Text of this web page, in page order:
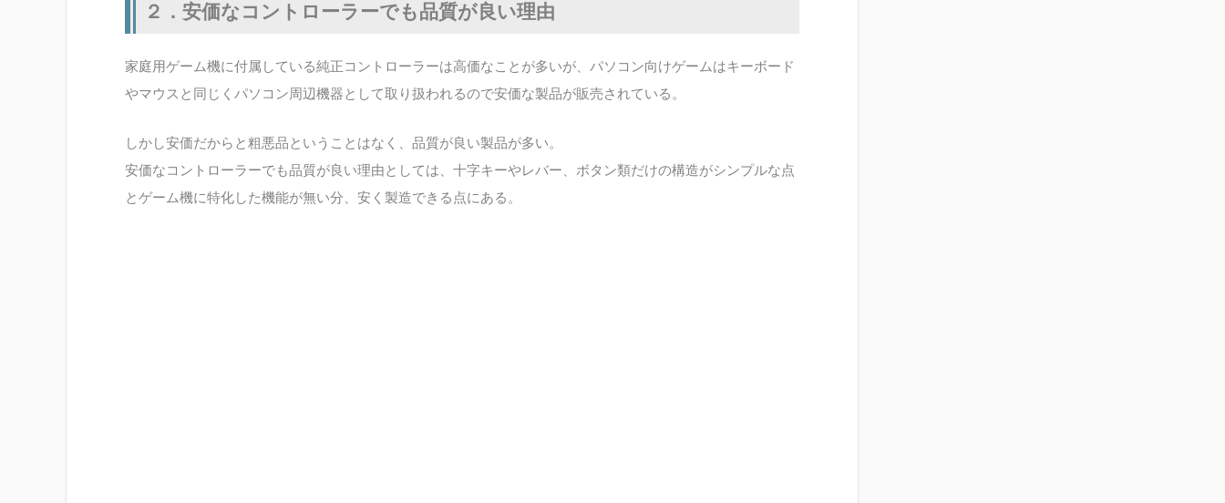
２．安価なコントローラーでも品質が良い理由
家庭用ゲーム機に付属している純正コントローラーは高価なことが多いが、パソコン向けゲームはキーボード
やマウスと同じくパソコン周辺機器として取り扱われるので安価な製品が販売されている。
しかし安価だからと粗悪品ということはなく、品質が良い製品が多い。
安価なコントローラーでも品質が良い理由としては、十字キーやレバー、ボタン類だけの構造がシンプルな点
とゲーム機に特化した機能が無い分、安く製造できる点にある。